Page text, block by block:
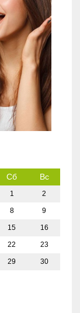
Сб Вс
1 2
8 9
15 16
22 23
29 30